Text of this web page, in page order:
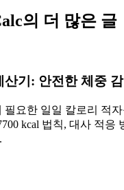
의 더 많은 글
산기: 안전한 체중
필요한 일일 칼로리 적
kcal 법칙, 대사 적응